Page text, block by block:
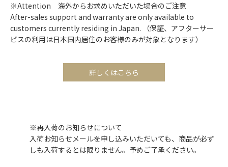
※Attention 海外からお求めいただいた場合のご注意
After-sales support and warranty are only available to
customers currently residing in Japan. （保証、アフターサー
ビスの利用は日本国内居住のお客様のみが対象となります）
詳しくはこちら
※再入荷のお知らせについて
入荷お知らせメールを申し込みいただいても、商品が必ず
しも入荷するとは限りません。予めご了承ください。